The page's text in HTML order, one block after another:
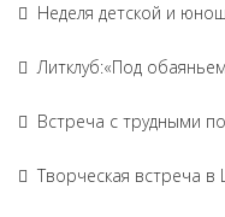
Неделя детской и
Литклуб:«Под
Встреча с трудными
Творческая встреча